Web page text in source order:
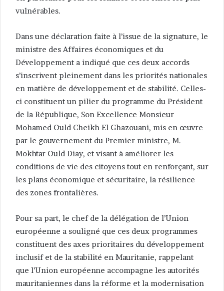
vulnérables.
Dans une déclaration faite à l’issue de la signature, le
ministre des Affaires économiques et du
Développement a indiqué que ces deux accords
s’inscrivent pleinement dans les priorités nationales
en matière de développement et de stabilité. Celles-
ci constituent un pilier du programme du Président
de la République, Son Excellence Monsieur
Mohamed Ould Cheikh El Ghazouani, mis en œuvre
par le gouvernement du Premier ministre, M.
Mokhtar Ould Diay, et visant à améliorer les
conditions de vie des citoyens tout en renforçant, sur
les plans économique et sécuritaire, la résilience
des zones frontalières.
Pour sa part, le chef de la délégation de l’Union
européenne a souligné que ces deux programmes
constituent des axes prioritaires du développement
inclusif et de la stabilité en Mauritanie, rappelant
que l’Union européenne accompagne les autorités
mauritaniennes dans la réforme et la modernisation